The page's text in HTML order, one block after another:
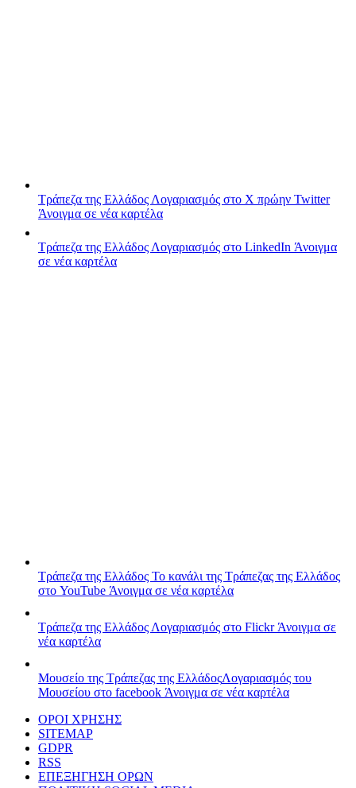
Τράπεζα της Ελλάδος Λογαριασμός στο X πρώην Twitter
Άνοιγμα σε νέα καρτέλα
Τράπεζα της Ελλάδος Λογαριασμός στο LinkedIn Άνοιγμα
σε νέα καρτέλα
Τράπεζα της Ελλάδος Το κανάλι της Τράπεζας της Ελλάδος
στο YouTube Άνοιγμα σε νέα καρτέλα
Τράπεζα της Ελλάδος Λογαριασμός στο FlickrΆνοιγμα σε
νέα καρτέλα
Μουσείο της Τράπεζας της ΕλλάδοςΛογαριασμός του
Μουσείου στο facebook Άνοιγμα σε νέα καρτέλα
ΟΡΟΙ ΧΡΗΣΗΣ
SITEMAP
GDPR
RSS
ΕΠΕΞΗΓΗΣΗ ΟΡΩΝ